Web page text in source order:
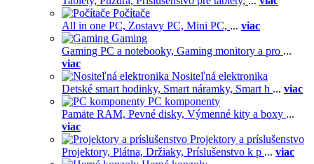
Počítače
All in one PC, Zostavy PC, Mini PC, ... viac
Gaming
Gaming PC a notebooky, Gaming monitory a pro ...
viac
Nositeľná elektronika
Detské smart hodinky, Smart náramky, Smart h ... viac
PC komponenty
Pamäte RAM, Pevné disky, Výmenné kity a boxy ...
viac
Projektory a príslušenstvo
Projektory, Plátna, Držiaky, Príslušenstvo k p ... viac